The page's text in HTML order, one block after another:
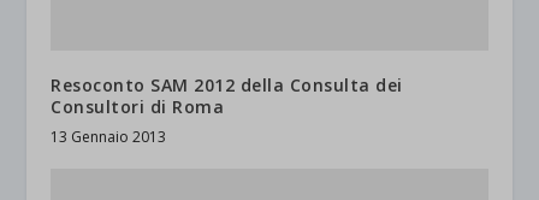
Resoconto SAM 2012 della Consulta dei
Consultori di Roma
13 Gennaio 2013